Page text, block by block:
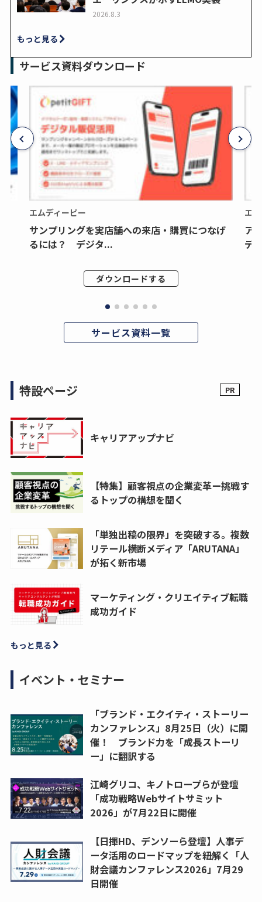
2026.8.3
もっと見る
サービス資料ダウンロード
エムディーピー
サンプリングを実店舗への来店・購買につなげ
るには？ デジタ...
ダウンロードする
エ
ア
デ
サービス資料一覧
特設ページ
キャリアアップナビ
【特集】顧客視点の企業変革ー挑戦す
るトップの構想を聞く
「単独出稿の限界」を突破する。複数
リテール横断メディア「ARUTANA」
が拓く新市場
マーケティング・クリエイティブ転職
成功ガイド
もっと見る
イベント・セミナー
「ブランド・エクイティ・ストーリー
カンファレンス」8月25日（火）に開
催！ ブランド力を「成長ストーリ
ー」に翻訳する
江崎グリコ、キノトロープらが登壇
「成功戦略Webサイトサミット
2026」が7月22日に開催
【日揮HD、デンソーら登壇】人事デ
ータ活用のロードマップを紐解く「人
財会議カンファレンス2026」7月29
日開催